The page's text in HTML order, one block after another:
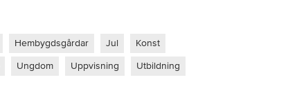
Hembygdsgårdar Jul Konst
Ungdom Uppvisning Utbildning